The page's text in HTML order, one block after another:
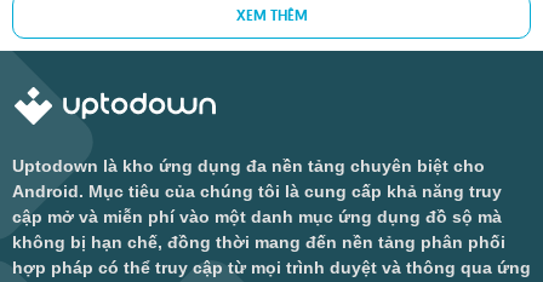
XEM THÊM
Uptodown là kho ứng dụng đa nền tảng chuyên biệt cho
Android. Mục tiêu của chúng tôi là cung cấp khả năng truy
cập mở và miễn phí vào một danh mục ứng dụng đồ sộ mà
không bị hạn chế, đồng thời mang đến nền tảng phân phối
hợp pháp có thể truy cập từ mọi trình duyệt và thông qua ứng